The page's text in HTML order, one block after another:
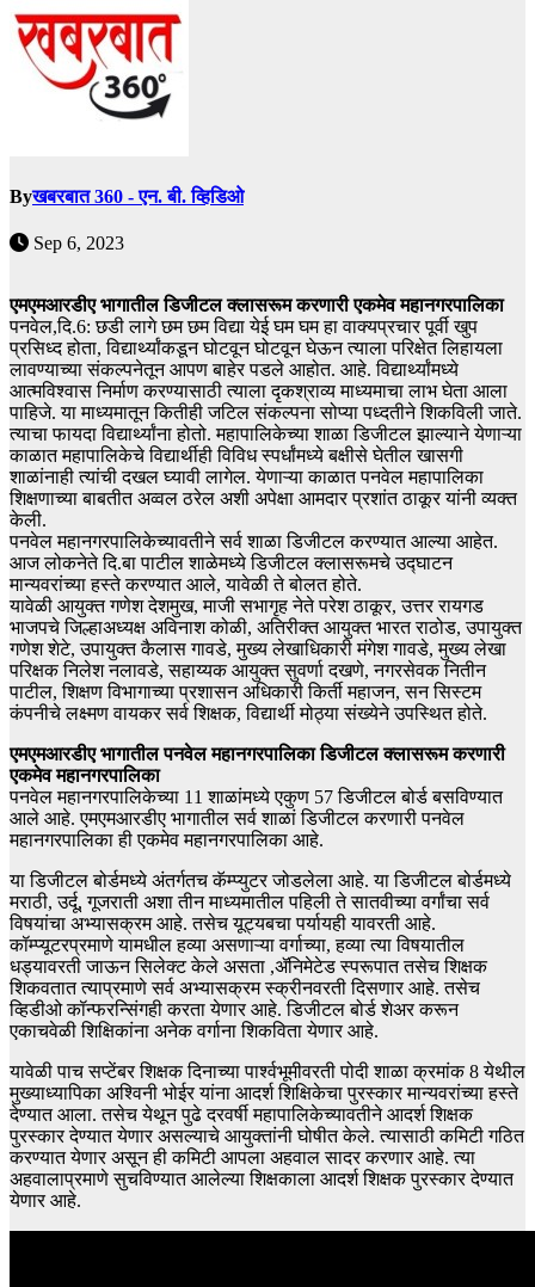
Byखबरबात 360 - एन. बी. व्हिडिओ
Sep 6, 2023
एमएमआरडीए भागातील डिजीटल क्लासरूम करणारी एकमेव महानगरपालिका
पनवेल,दि.6: छडी लागे छम छम विद्या येई घम घम हा वाक्यप्रचार पूर्वी खुप
प्रसिध्द होता, विद्यार्थ्यांकडून घोटवून घोटवून घेऊन त्याला परिक्षेत लिहायला
लावण्याच्या संकल्पनेतून आपण बाहेर पडले आहोत. आहे. विद्यार्थ्यांमध्ये
आत्मविश्वास निर्माण करण्यासाठी त्याला दृकश्राव्य माध्यमाचा लाभ घेता आला
पाहिजे. या माध्यमातून कितीही जटिल संकल्पना सोप्या पध्दतीने शिकविली जाते.
त्याचा फायदा विद्यार्थ्यांना होतो. महापालिकेच्या शाळा डिजीटल झाल्याने येणाऱ्या
काळात महापालिकेचे विद्यार्थीही विविध स्पर्धांमध्ये बक्षीसे घेतील खासगी
शाळांनाही त्यांची दखल घ्यावी लागेल. येणाऱ्या काळात पनवेल महापालिका
शिक्षणाच्या बाबतीत अव्वल ठरेल अशी अपेक्षा आमदार प्रशांत ठाकूर यांनी व्यक्त
केली.
पनवेल महानगरपालिकेच्यावतीने सर्व शाळा डिजीटल करण्यात आल्या आहेत.
आज लोकनेते दि.बा पाटील शाळेमध्ये डिजीटल क्लासरूमचे उद्घाटन
मान्यवरांच्या हस्ते करण्यात आले, यावेळी ते बोलत होते.
यावेळी आयुक्त गणेश देशमुख, माजी सभागृह नेते परेश ठाकूर, उत्तर रायगड
भाजपचे जिल्हाअध्यक्ष अविनाश कोळी, अतिरीक्त आयुक्त भारत राठोड, उपायुक्त
गणेश शेटे, उपायुक्त कैलास गावडे, मुख्य लेखाधिकारी मंगेश गावडे, मुख्य लेखा
परिक्षक निलेश नलावडे, सहाय्यक आयुक्त सुवर्णा दखणे, नगरसेवक नितीन
पाटील, शिक्षण विभागाच्या प्रशासन अधिकारी किर्ती महाजन, सन सिस्टम
कंपनीचे लक्ष्मण वायकर सर्व शिक्षक, विद्यार्थी मोठ्या संख्येने उपस्थित होते.
एमएमआरडीए भागातील पनवेल महानगरपालिका डिजीटल क्लासरूम करणारी
एकमेव महानगरपालिका
पनवेल महानगरपालिकेच्या 11 शाळांमध्ये एकुण 57 डिजीटल बोर्ड बसविण्यात
आले आहे. एमएमआरडीए भागातील सर्व शाळां डिजीटल करणारी पनवेल
महानगरपालिका ही एकमेव महानगरपालिका आहे.
या डिजीटल बोर्डमध्ये अंतर्गतच कॅम्प्युटर जोडलेला आहे. या डिजीटल बोर्डमध्ये
मराठी, उर्दू, गूजराती अशा तीन माध्यमातील पहिली ते सातवीच्या वर्गांचा सर्व
विषयांचा अभ्यासक्रम आहे. तसेच यूट्यबचा पर्यायही यावरती आहे.
कॉम्प्यूटरप्रमाणे यामधील हव्या असणाऱ्या वर्गाच्या, हव्या त्या विषयातील
धड्यावरती जाऊन सिलेक्ट केले असता ,ॲनिमेटेड स्परूपात तसेच शिक्षक
शिकवतात त्याप्रमाणे सर्व अभ्यासक्रम स्क्रीनवरती दिसणार आहे. तसेच
व्हिडीओ कॉन्फरन्सिंगही करता येणार आहे. डिजीटल बोर्ड शेअर करून
एकाचवेळी शिक्षिकांना अनेक वर्गाना शिकविता येणार आहे.
यावेळी पाच सप्टेंबर शिक्षक दिनाच्या पार्श्वभूमीवरती पोदी शाळा क्रमांक 8 येथील
मुख्याध्यापिका अश्विनी भोईर यांना आदर्श शिक्षिकेचा पुरस्कार मान्यवरांच्या हस्ते
देण्यात आला. तसेच येथून पुढे दरवर्षी महापालिकेच्यावतीने आदर्श शिक्षक
पुरस्कार देण्यात येणार असल्याचे आयुक्तांनी घोषीत केले. त्यासाठी कमिटी गठित
करण्यात येणार असून ही कमिटी आपला अहवाल सादर करणार आहे. त्या
अहवालाप्रमाणे सुचविण्यात आलेल्या शिक्षकाला आदर्श शिक्षक पुरस्कार देण्यात
येणार आहे.